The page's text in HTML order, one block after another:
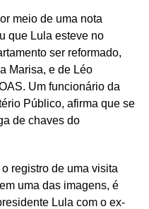
meio de uma nota
que Lula esteve no
ser reformado,
Marisa, e de Léo
Um funcionário da
Público, afirma que se
de chaves do
o registro de uma visita
uma das imagens, é
Lula com o ex-